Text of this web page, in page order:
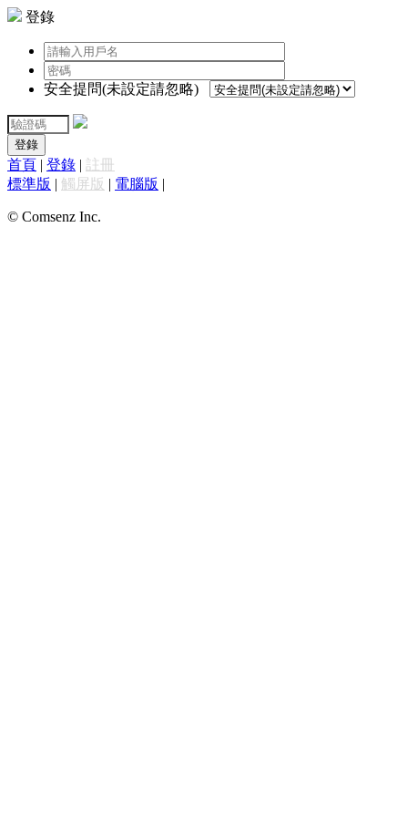
登錄
安全提問(未設定請忽略)
登錄
首頁 | 登錄 | 註冊
標準版 | 觸屏版 | 電腦版 |
© Comsenz Inc.